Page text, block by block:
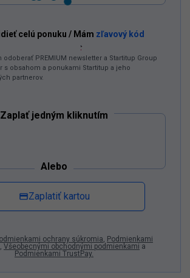
celú ponuku / Mám zľavový kód
odoberať PREMIUM newsletter a Startitup Group
s obsahom a ponukami Startitup a jeho
partnerov.
Zaplať jedným kliknutím
Alebo
Zaplatiť kartou
ochrany súkromia, Podmienkami
, Všeobecnými obchodnými podmienkami a
Podmienkami TrustPay.